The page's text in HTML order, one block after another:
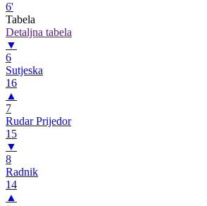
6'
Tabela
Detaljna tabela
▼
6
Sutjeska
16
▲
7
Rudar Prijedor
15
▼
8
Radnik
14
▲